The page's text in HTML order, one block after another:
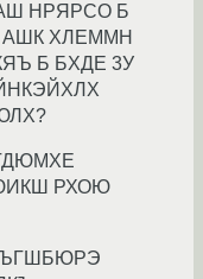
НРЯРСО Б
АШК ХЛЕММН
Б БХДЕ 3У
РХОЮ